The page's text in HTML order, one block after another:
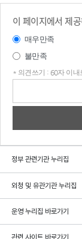
이 페이지에서 제
매우만족
불만족
* 의견쓰기 : 60자 이
정부 관련기관 누리집
외청 및 유관기관 누리집
운영 누리집 바로가기
관련 사이트 바로가기